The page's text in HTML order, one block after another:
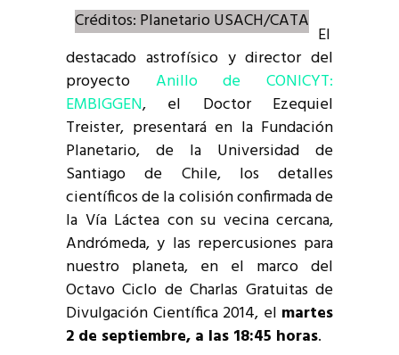
Créditos: Planetario USACH/CATA
El
destacado astrofísico y director del
proyecto Anillo de CONICYT:
EMBIGGEN, el Doctor Ezequiel
Treister, presentará en la Fundación
Planetario, de la Universidad de
Santiago de Chile, los detalles
científicos de la colisión confirmada de
la Vía Láctea con su vecina cercana,
Andrómeda, y las repercusiones para
nuestro planeta, en el marco del
Octavo Ciclo de Charlas Gratuitas de
Divulgación Científica 2014, el martes
2 de septiembre, a las 18:45 horas.